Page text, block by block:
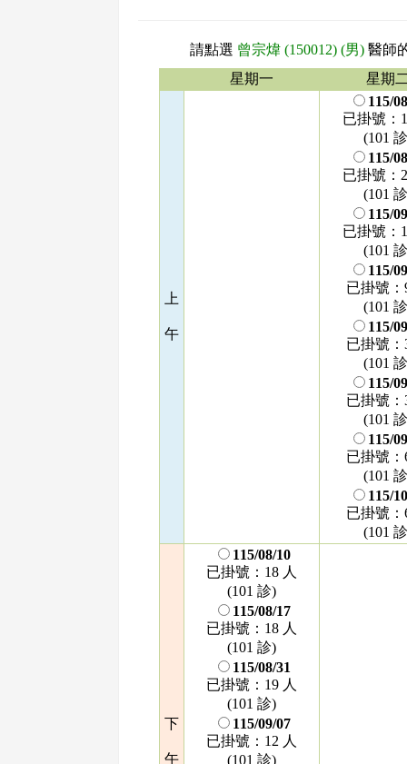
請點選 曾宗煒 (150012) (男) 醫師